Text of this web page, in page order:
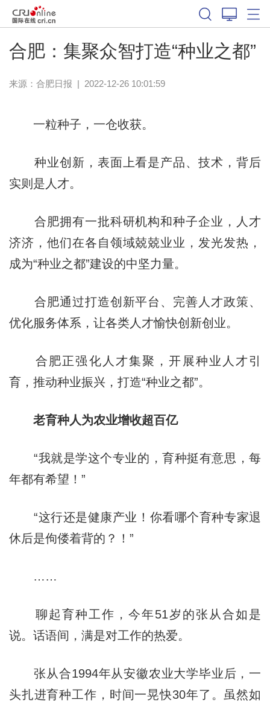
合肥：集聚众智打造“种业之都”
来源： 合肥日报 | 2022-12-26 10:01:59
一粒种子，一仓收获。
种业创新，表面上看是产品、技术，背后
实则是人才。
合肥拥有一批科研机构和种子企业，人才
济济，他们在各自领域兢兢业业，发光发热，
成为“种业之都”建设的中坚力量。
合肥通过打造创新平台、完善人才政策、
优化服务体系，让各类人才愉快创新创业。
合肥正强化人才集聚，开展种业人才引
育，推动种业振兴，打造“种业之都”。
老育种人为农业增收超百亿
“我就是学这个专业的，育种挺有意思，每
年都有希望！”
“这行还是健康产业！你看哪个育种专家退
休后是佝偻着背的？！”
……
聊起育种工作，今年51岁的张从合如是
说。话语间，满是对工作的热爱。
张从合1994年从安徽农业大学毕业后，一
头扎进育种工作，时间一晃快30年了。虽然如